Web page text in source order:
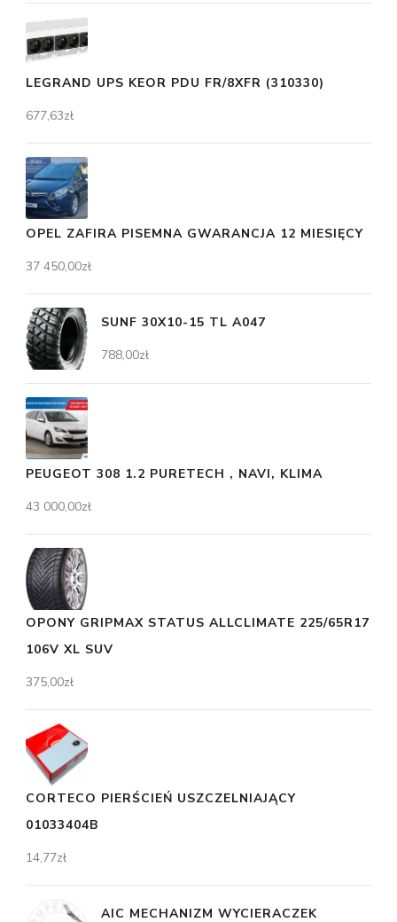
LEGRAND UPS KEOR PDU FR/8XFR (310330)
677,63zł
OPEL ZAFIRA PISEMNA GWARANCJA 12 MIESIĘCY
37 450,00zł
SUNF 30X10-15 TL A047
788,00zł
PEUGEOT 308 1.2 PURETECH , NAVI, KLIMA
43 000,00zł
OPONY GRIPMAX STATUS ALLCLIMATE 225/65R17
106V XL SUV
375,00zł
CORTECO PIERŚCIEŃ USZCZELNIAJĄCY
01033404B
14,77zł
AIC MECHANIZM WYCIERACZEK